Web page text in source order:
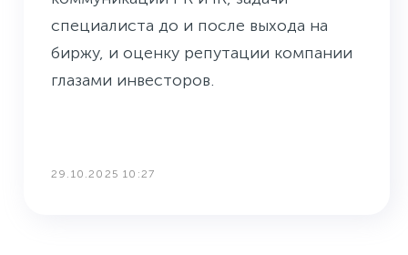
специалиста до и после выхода на
биржу, и оценку репутации компании
глазами инвесторов.
29.10.2025 10:27